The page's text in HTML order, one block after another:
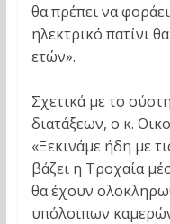
θα πρέπει να
ηλεκτρικό πατίνι
ετών».
Σχετικά με το
διατάξεων, ο κ.
«Ξεκινάμε ήδη με
βάζει η Τροχαία
θα έχουν
υπόλοιπων